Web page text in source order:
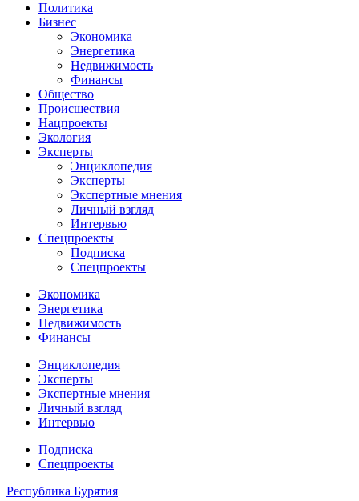
Политика
Бизнес
Экономика
Энергетика
Недвижимость
Финансы
Общество
Происшествия
Нацпроекты
Экология
Эксперты
Энциклопедия
Эксперты
Экспертные мнения
Личный взгляд
Интервью
Спецпроекты
Подписка
Спецпроекты
Экономика
Энергетика
Недвижимость
Финансы
Энциклопедия
Эксперты
Экспертные мнения
Личный взгляд
Интервью
Подписка
Спецпроекты
Республика Бурятия